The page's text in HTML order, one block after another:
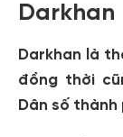
Darkhan
Darkhan là
đồng thời
Dân số